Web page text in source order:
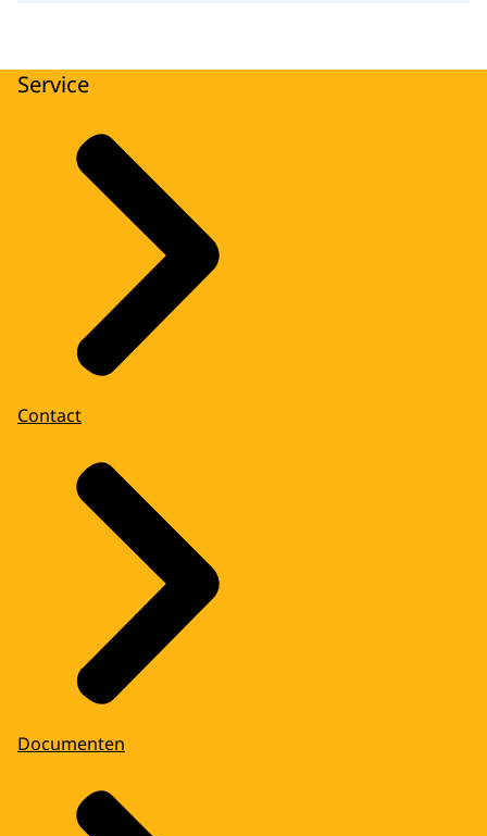
Service
Contact
Documenten